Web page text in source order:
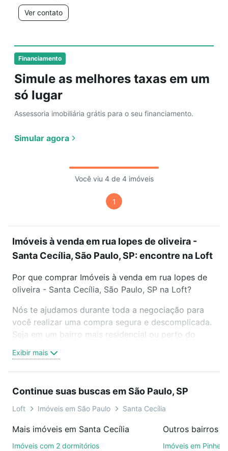
Financiamento
Simule as melhores taxas em um
só lugar
Assessoria imobiliária grátis para o seu financiamento.
Simular agora
Ver contato
Você viu 4 de 4 imóveis
1
Imóveis à venda em rua lopes de oliveira -
Santa Cecília, São Paulo, SP: encontre na Loft
Por que comprar Imóveis à venda em rua lopes de
oliveira - Santa Cecília, São Paulo, SP na Loft?
Nós te ajudamos durante toda a negociação para
você realizar uma compra segura e descomplicada.
Seja em um bairro mais residencial ou perto do
oferta ideal de Imóveis à venda em rua lopes de
oliveira - Santa Cecília, São Paulo, SP para
ou por videochamada, é grátis, sem compromisso e
você ainda conta com mais de 46 mil corretores e
de imóveis.
Exibir mais
Continue suas buscas em São Paulo, SP
Loft Imóveis em São Paulo Santa Cecília
Mais imóveis em Santa Cecília
Imóveis com 2 dormitórios
Outros bairros
Imóveis em